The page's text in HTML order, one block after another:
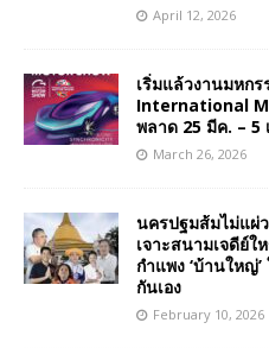
April 12, 2026
เริ่มแล้วงานมหก
International
พลาด 25 มีค. – 5
March 26, 2026
นครปฐมส้มไม่แผ่
เจาะสนามเจดีย์
กำแพง ‘บ้านใหญ่
กันเอง
February 10, 2026